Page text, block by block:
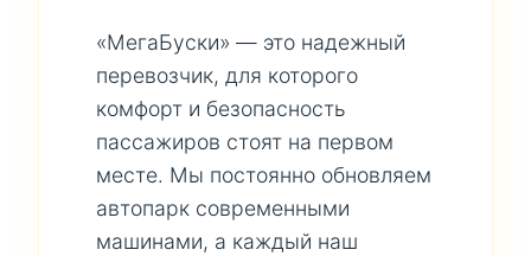
«МегаБуски» — это надежный
перевозчик, для которого
комфорт и безопасность
пассажиров стоят на первом
месте. Мы постоянно обновляем
автопарк современными
машинами, а каждый наш